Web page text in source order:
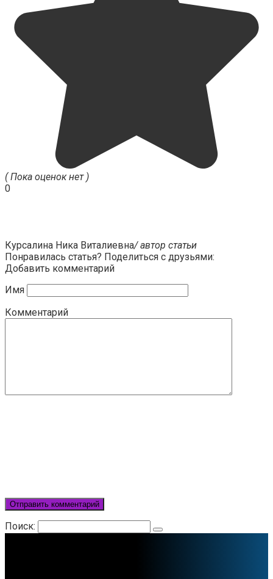
( Пока оценок нет )
0
Курсалина Ника Виталиевна/ автор статьи
Понравилась статья? Поделиться с друзьями:
Добавить комментарий
Имя
Комментарий
Поиск: